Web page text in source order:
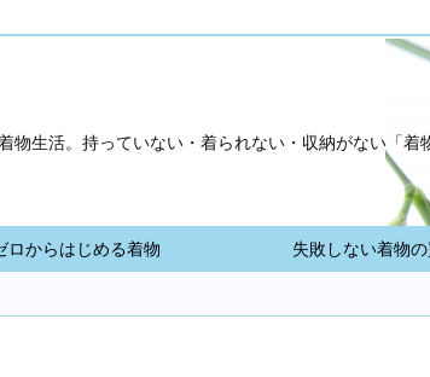
物生活。持っていない・着られない・収納がない「着
ロからはじめる着物 失敗しない着物